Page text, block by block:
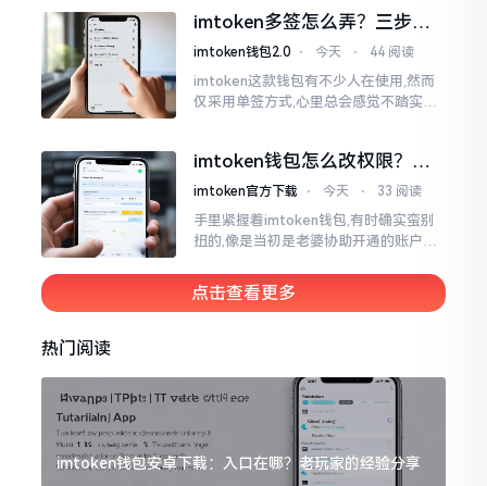
imtoken多签怎么弄？三步搞
定，资产更安全
imtoken钱包2.0 ⋅ 今天 ⋅ 44 阅读
imtoken这款钱包有不少人在使用,然而
仅采用单签方式,心里总会感觉不踏实。
上就是给资产增添一道保障
imtoken钱包怎么改权限？老
用户手把手教你换主人
imtoken官方下载 ⋅ 今天 ⋅ 33 阅读
手里紧握着imtoken钱包,有时确实蛮别
扭的,像是当初是老婆协助开通的账户呢,
打算更换法定代表人
点击查看更多
热门阅读
imtoken钱包安卓下载：入口在哪？老玩家的经验分享